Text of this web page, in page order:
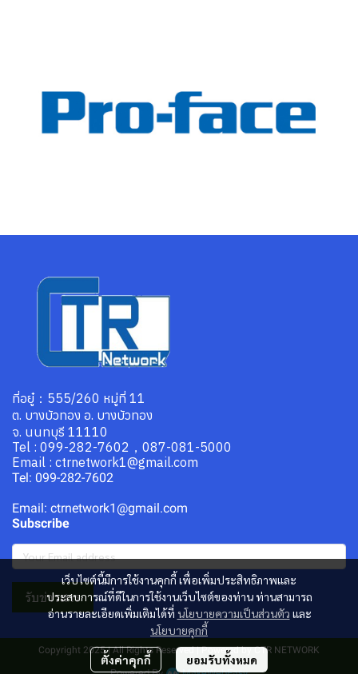
เว็บไซต์นี้มีการใช้งานคุกกี้ เพื่อเพิ่มประสิทธิภาพและ
ประสบการณ์ที่ดีในการใช้งานเว็บไซต์ของท่าน ท่านสามารถ
อ่านรายละเอียดเพิ่มเติมได้ที่ นโยบายความเป็นส่วนตัว และ
นโยบายคุกกี้
ตั้งค่าคุกกี้ ยอมรับทั้งหมด
ที่อยู๋：555/260 หมู่ที่ 11
ต. บางบัวทอง อ. บางบัวทอง
จ. นนทบุรี 11110
Tel : 099-282-7602，087-081-5000
Email : ctrnetwork1@gmail.com
Tel: 099-282-7602
Email: ctrnetwork1@gmail.com
Subscribe
รับข่าวสาร
Copyright 2025 | All Rights Reserved | Powered by CTR NETWORK